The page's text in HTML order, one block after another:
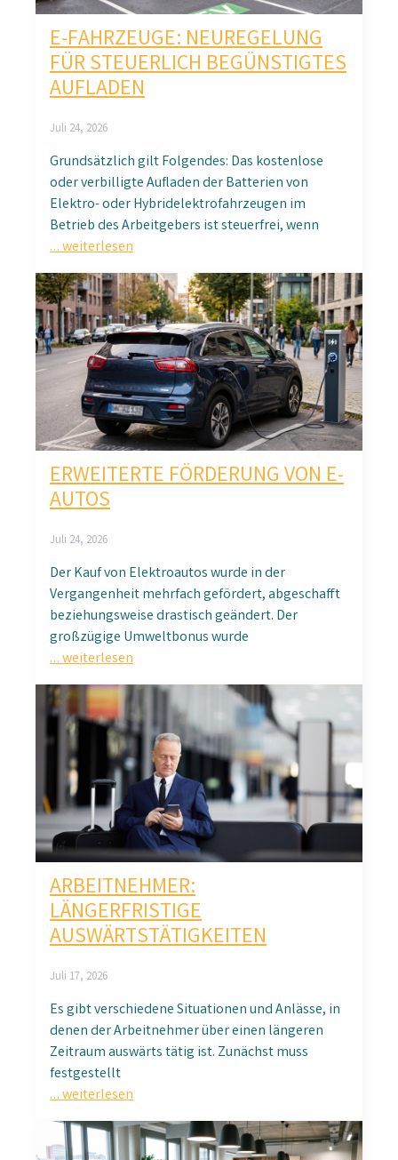
E-FAHRZEUGE: NEUREGELUNG
FÜR STEUERLICH BEGÜNSTIGTES
AUFLADEN
Juli 24, 2026
Grundsätzlich gilt Folgendes: Das kostenlose
oder verbilligte Aufladen der Batterien von
Elektro- oder Hybridelektrofahrzeugen im
Betrieb des Arbeitgebers ist steuerfrei, wenn
… weiterlesen
ERWEITERTE FÖRDERUNG VON E-
AUTOS
Juli 24, 2026
Der Kauf von Elektroautos wurde in der
Vergangenheit mehrfach gefördert, abgeschafft
beziehungsweise drastisch geändert. Der
großzügige Umweltbonus wurde
… weiterlesen
ARBEITNEHMER:
LÄNGERFRISTIGE
AUSWÄRTSTÄTIGKEITEN
Juli 17, 2026
Es gibt verschiedene Situationen und Anlässe, in
denen der Arbeitnehmer über einen längeren
Zeitraum auswärts tätig ist. Zunächst muss
festgestellt
… weiterlesen